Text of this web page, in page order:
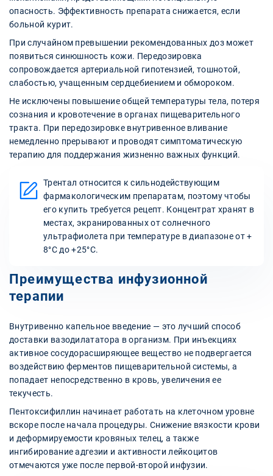
опасность. Эффективность препарата снижается, если
больной курит.
При случайном превышении рекомендованных доз может
появиться синюшность кожи. Передозировка
сопровождается артериальной гипотензией, тошнотой,
слабостью, учащенным сердцебиением и обмороком.
Не исключены повышение общей температуры тела, потеря
сознания и кровотечение в органах пищеварительного
тракта. При передозировке внутривенное вливание
немедленно прерывают и проводят симптоматическую
терапию для поддержания жизненно важных функций.
Трентал относится к сильнодействующим
фармакологическим препаратам, поэтому чтобы
его купить требуется рецепт. Концентрат хранят в
местах, экранированных от солнечного
ультрафиолета при температуре в диапазоне от +
8°С до +25°С.
Преимущества инфузионной
терапии
Внутривенно капельное введение — это лучший способ
доставки вазодилататора в организм. При инъекциях
активное сосудорасширяющее вещество не подвергается
воздействию ферментов пищеварительной системы, а
попадает непосредственно в кровь, увеличения ее
текучесть.
Пентоксифиллин начинает работать на клеточном уровне
вскоре после начала процедуры. Снижение вязкости крови
и деформируемости кровяных телец, а также
ингибирование адгезии и активности лейкоцитов
отмечаются уже после первой-второй инфузии.